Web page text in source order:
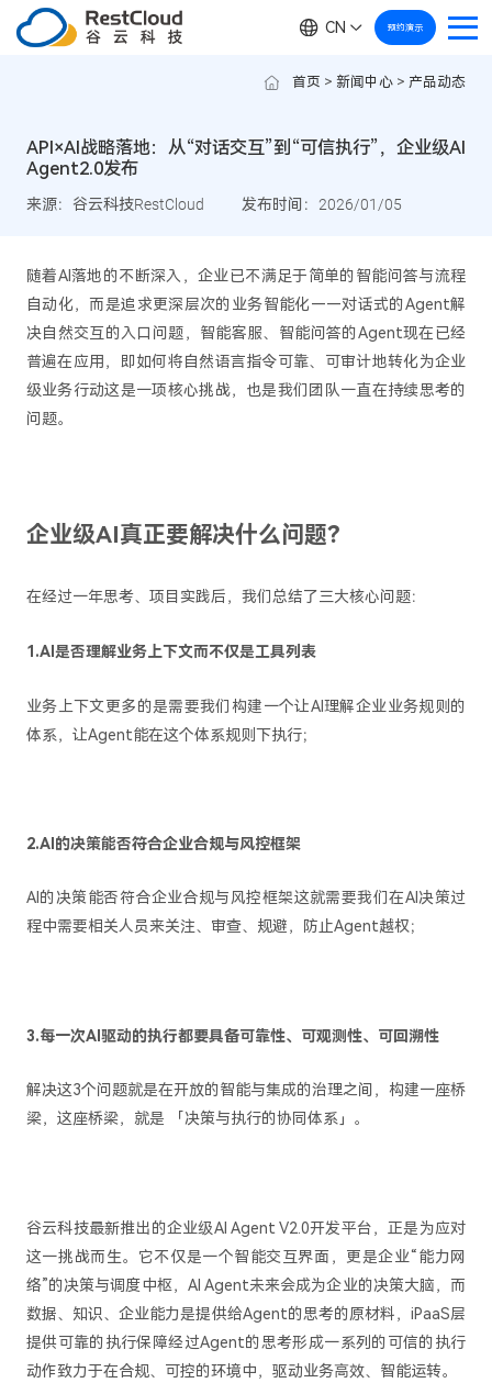
CN 预约演示
首页 >新闻中心 > 产品动态
API×AI战略落地：从“对话交互”到“可信执行”，企业级AI
Agent2.0发布
来源：谷云科技RestCloud 发布时间：2026/01/05
随着AI落地的不断深入，企业已不满足于简单的智能问答与流程
自动化，而是追求更深层次的业务智能化——对话式的Agent解
决自然交互的入口问题，智能客服、智能问答的Agent现在已经
普遍在应用，即如何将自然语言指令可靠、可审计地转化为企业
级业务行动这是一项核心挑战，也是我们团队一直在持续思考的
问题。
企业级AI真正要解决什么问题？
在经过一年思考、项目实践后，我们总结了三大核心问题：
1.AI是否理解业务上下文而不仅是工具列表
业务上下文更多的是需要我们构建一个让AI理解企业业务规则的
体系，让Agent能在这个体系规则下执行；
2.AI的决策能否符合企业合规与风控框架
AI的决策能否符合企业合规与风控框架这就需要我们在AI决策过
程中需要相关人员来关注、审查、规避，防止Agent越权；
3.每一次AI驱动的执行都要具备可靠性、可观测性、可回溯性
解决这3个问题就是在开放的智能与集成的治理之间，构建一座桥
梁，这座桥梁，就是 「决策与执行的协同体系」。
谷云科技最新推出的企业级AI Agent V2.0开发平台，正是为应对
这一挑战而生。它不仅是一个智能交互界面，更是企业“能力网
络”的决策与调度中枢，AI Agent未来会成为企业的决策大脑，而
数据、知识、企业能力是提供给Agent的思考的原材料，iPaaS层
提供可靠的执行保障经过Agent的思考形成一系列的可信的执行
动作致力于在合规、可控的环境中，驱动业务高效、智能运转。